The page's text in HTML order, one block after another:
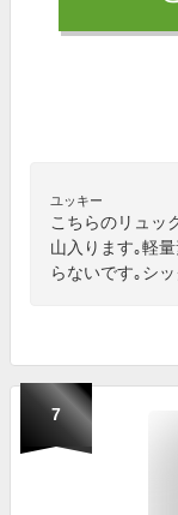
ユッキー
こちらのリュッ
山入ります｡軽
らないです｡シ
7